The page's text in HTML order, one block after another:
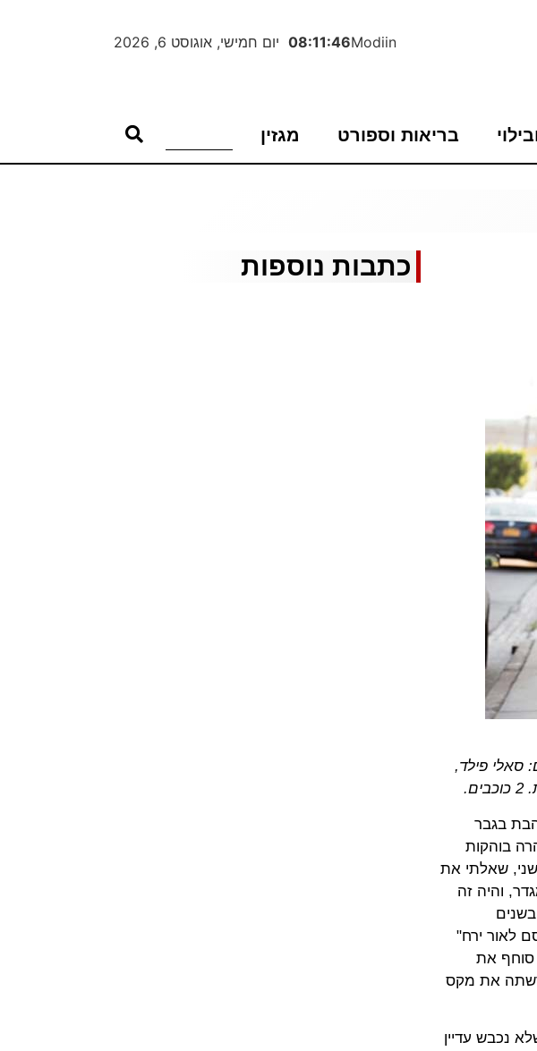
Modiin
08:11:47 יום חמישי, אוגוסט 6, 2026
בריאות וספורט מגזין
סאלי פילד,
2כוכבים.
בגבר
בוהקות
שאלתי את
והיה זה
לאור ירח"
את
את מקס
נכבש עדיין
כתבות נוספות